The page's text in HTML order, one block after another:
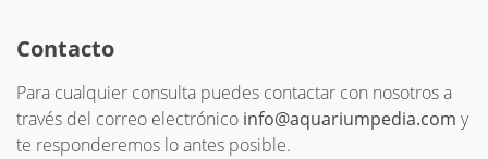
Contacto
Para cualquier consulta puedes contactar con nosotros a
través del correo electrónico info@aquariumpedia.com y
te responderemos lo antes posible.